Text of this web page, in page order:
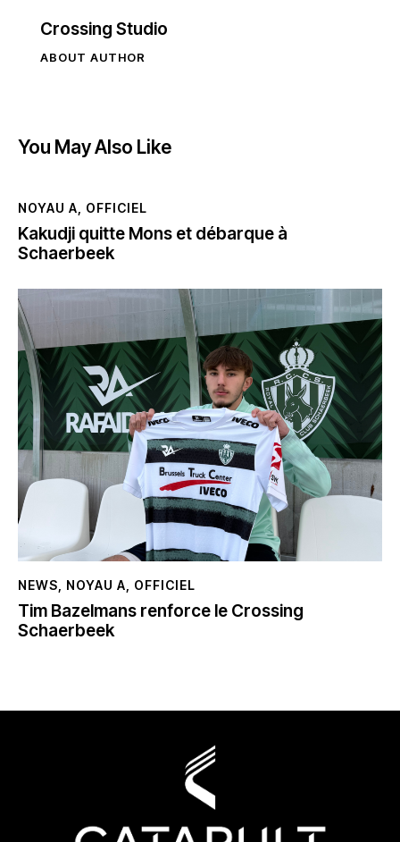
Crossing Studio
ABOUT AUTHOR
You May Also Like
NOYAU A OFFICIEL
Kakudji quitte Mons et débarque à
Schaerbeek
NEWS NOYAU A OFFICIEL
Tim Bazelmans renforce le Crossing
Schaerbeek